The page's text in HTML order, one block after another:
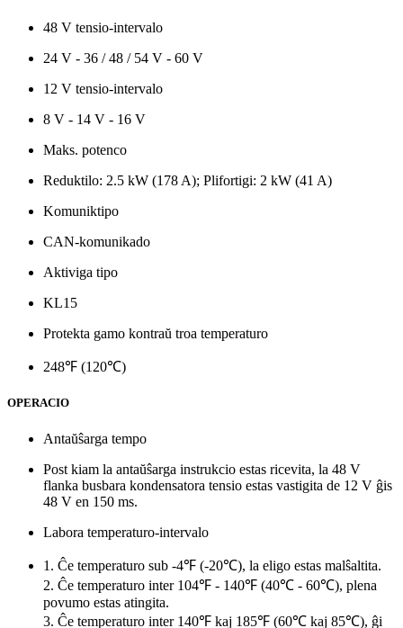
48 V tensio-intervalo
24 V - 36 / 48 / 54 V - 60 V
12 V tensio-intervalo
8 V - 14 V - 16 V
Maks. potenco
Reduktilo: 2.5 kW (178 A); Plifortigi: 2 kW (41 A)
Komuniktipo
CAN-komunikado
Aktiviga tipo
KL15
Protekta gamo kontraŭ troa temperaturo
248℉ (120℃)
OPERACIO
Antaŭŝarga tempo
Post kiam la antaŭŝarga instrukcio estas ricevita, la 48 V
flanka busbara kondensatora tensio estas vastigita de 12 V ĝis
48 V en 150 ms.
Labora temperaturo-intervalo
1. Ĉe temperaturo sub -4℉ (-20℃), la eligo estas malŝaltita.
2. Ĉe temperaturo inter 104℉ - 140℉ (40℃ - 60℃), plena
povumo estas atingita.
3. Ĉe temperaturo inter 140℉ kaj 185℉ (60℃ kaj 85℃), ĝi